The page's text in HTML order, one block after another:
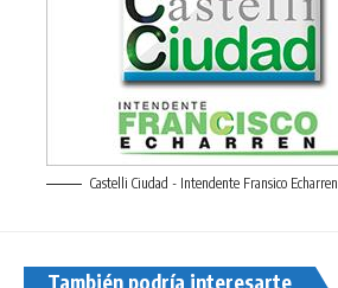
Castelli Ciudad - Intendente Fransico Echarren
También podría interesarte